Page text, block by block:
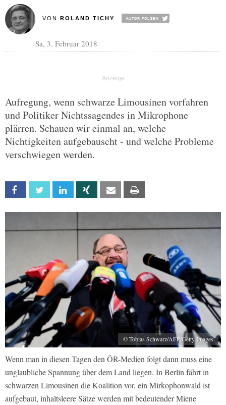
VON ROLAND TICHY
Sa, 3. Februar 2018
Aufregung, wenn schwarze Limousinen vorfahren
und Politiker Nichtssagendes in Mikrophone
plärren. Schauen wir einmal an, welche
Nichtigkeiten aufgebauscht - und welche Probleme
verschwiegen werden.
Facebook Twitter Linkedin Xing Email
© Tobias Schwarz/AFP/Getty Images
Wenn man in diesen Tagen den ÖR-Medien folgt dann muss eine
unglaubliche Spannung über dem Land liegen. In Berlin fährt in
schwarzen Limousinen die Koalition vor, ein Mirkophonwald ist
aufgebaut, inhaltsleere Sätze werden mit bedeutender Miene